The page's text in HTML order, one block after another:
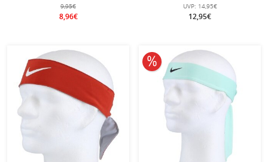
9,95€
8,96€
UVP: 14,95€
12,95€
10% reduziert